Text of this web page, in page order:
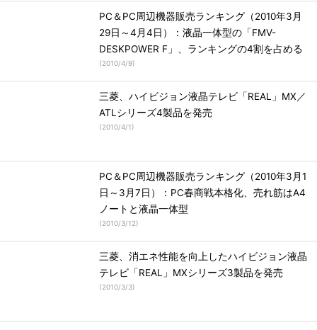
PC＆PC周辺機器販売ランキング（2010年3月
29日～4月4日）：液晶一体型の「FMV-
DESKPOWER F」、ランキングの4割を占める
(2010/4/9)
三菱、ハイビジョン液晶テレビ「REAL」MX／
ATLシリーズ4製品を発売
(2010/4/1)
PC＆PC周辺機器販売ランキング（2010年3月1
日～3月7日）：PC春商戦本格化、売れ筋はA4
ノートと液晶一体型
(2010/3/12)
三菱、消エネ性能を向上したハイビジョン液晶
テレビ「REAL」MXシリーズ3製品を発売
(2010/3/3)